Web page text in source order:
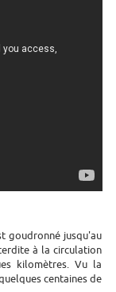
goudronné jusqu'au
à la circulation
kilomètres. Vu la
centaines de